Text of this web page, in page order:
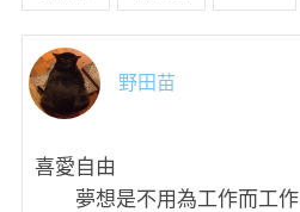
野田苗
喜愛自由
夢想是不用為工作而工作